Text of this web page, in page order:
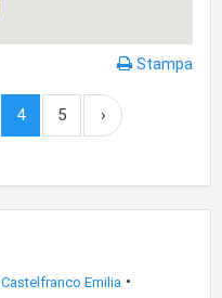
Stampa
4 5 ›
Castelfranco Emilia •